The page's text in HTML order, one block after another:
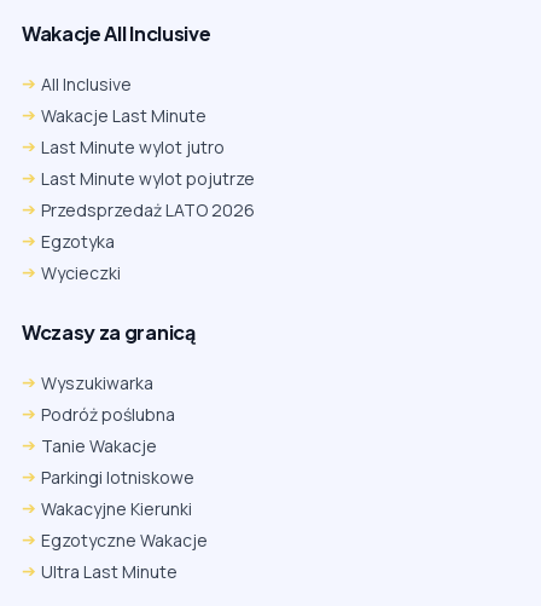
Wakacje All Inclusive
All Inclusive
Wakacje Last Minute
Last Minute wylot jutro
Last Minute wylot pojutrze
Przedsprzedaż LATO 2026
Egzotyka
Wycieczki
Wczasy za granicą
Wyszukiwarka
Podróż poślubna
Tanie Wakacje
Parkingi lotniskowe
Wakacyjne Kierunki
Egzotyczne Wakacje
Ultra Last Minute